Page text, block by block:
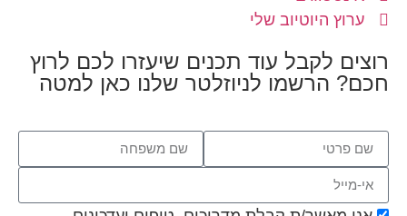
ערוץ היוטיוב שלי
רוצים לקבל עוד תכנים שיעזרו לכם לרוץ
חכם? הרשמו לניוזלטר שלנו כאן למטה